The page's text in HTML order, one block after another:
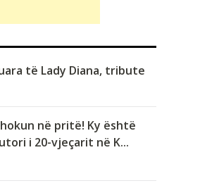
të Lady Diana, tribute
në pritë! Ky është
i 20-vjeçarit në K...